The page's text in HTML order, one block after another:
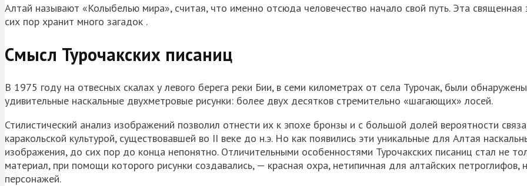
Алтай называют «Колыбелью мира», считая, что именно отсюда человечество начало свой путь. Эта священная
сих пор хранит много загадок .
Смысл Турочакских писаниц
В 1975 году на отвесных скалах у левого берега реки Бии, в семи километрах от села Турочак, были обнаружены
удивительные наскальные двухметровые рисунки: более двух десятков стремительно «шагающих» лосей.
Стилистический анализ изображений позволил отнести их к эпохе бронзы и с большой долей вероятности
каракольской культурой, существовавшей во II веке до н.э. Но как появились эти уникальные для Алтая
изображения, до сих пор до конца непонятно. Отличительными особенностями Турочакских писаниц стал не
материал, при помощи которого рисунки создавались, — красная охра, нетипичная для алтайских петроглифов,
персонажей.